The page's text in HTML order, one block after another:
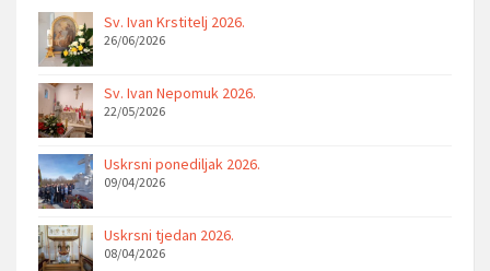
Sv. Ivan Krstitelj 2026.
26/06/2026
Sv. Ivan Nepomuk 2026.
22/05/2026
Uskrsni ponediljak 2026.
09/04/2026
Uskrsni tjedan 2026.
08/04/2026